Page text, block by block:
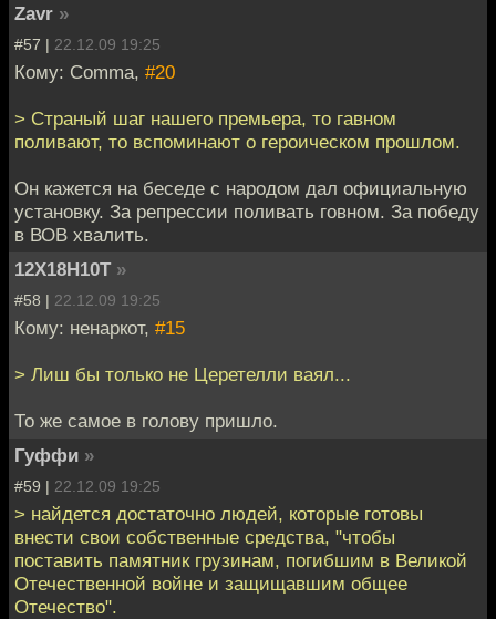
Zavr »
#57 | 22.12.09 19:25
Кому: Comma, #20
> Страный шаг нашего премьера, то гавном
поливают, то вспоминают о героическом прошлом.
Он кажется на беседе с народом дал официальную
установку. За репрессии поливать говном. За победу
в ВОВ хвалить.
12Х18Н10Т »
#58 | 22.12.09 19:25
Кому: ненаркот, #15
> Лиш бы только не Церетелли ваял...
То же самое в голову пришло.
Гуффи »
#59 | 22.12.09 19:25
> найдется достаточно людей, которые готовы
внести свои собственные средства, "чтобы
поставить памятник грузинам, погибшим в Великой
Отечественной войне и защищавшим общее
Отечество".